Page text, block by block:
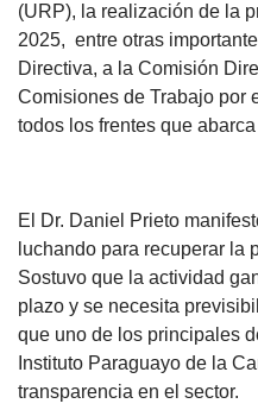
(URP), la realización de la
2025, entre otras
Directiva, a la Comisión
Comisiones de Trabajo por
todos los frentes que abarca
El Dr. Daniel Prieto
luchando para recuperar la
Sostuvo que la actividad
plazo y se necesita
que uno de los principales
Instituto Paraguayo de la
transparencia en el sector.